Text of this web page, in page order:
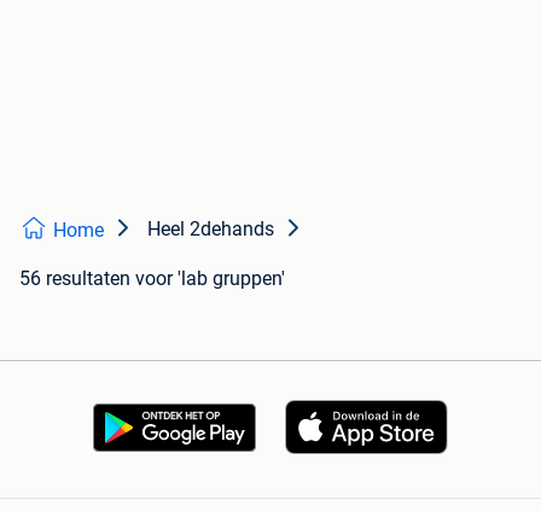
Home Heel 2dehands
56 resultaten voor 'lab gruppen'